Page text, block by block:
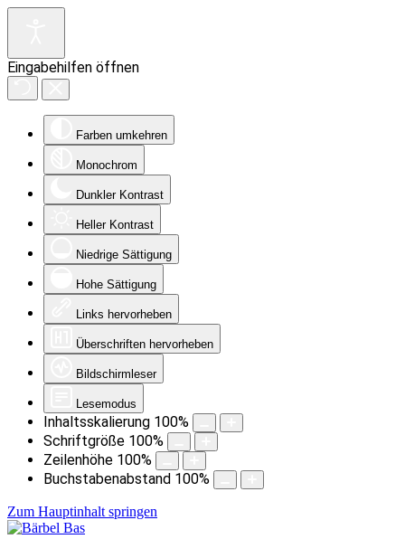
Eingabehilfen öffnen
Farben umkehren
Monochrom
Dunkler Kontrast
Heller Kontrast
Niedrige Sättigung
Hohe Sättigung
Links hervorheben
Überschriften hervorheben
Bildschirmleser
Lesemodus
Inhaltsskalierung 100%
Schriftgröße 100%
Zeilenhöhe 100%
Buchstabenabstand 100%
Zum Hauptinhalt springen